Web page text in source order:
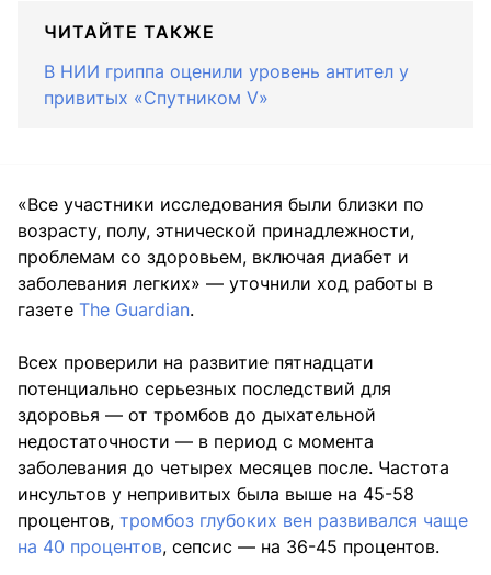
ЧИТАЙТЕ ТАКЖЕ
В НИИ гриппа оценили уровень антител у
привитых «Спутником V»
«Все участники исследования были близки по
возрасту, полу, этнической принадлежности,
проблемам со здоровьем, включая диабет и
заболевания легких» — уточнили ход работы в
газете The Guardian.
Всех проверили на развитие пятнадцати
потенциально серьезных последствий для
здоровья — от тромбов до дыхательной
недостаточности — в период с момента
заболевания до четырех месяцев после. Частота
инсультов у непривитых была выше на 45-58
процентов, тромбоз глубоких вен развивался чаще
на 40 процентов, сепсис — на 36-45 процентов.